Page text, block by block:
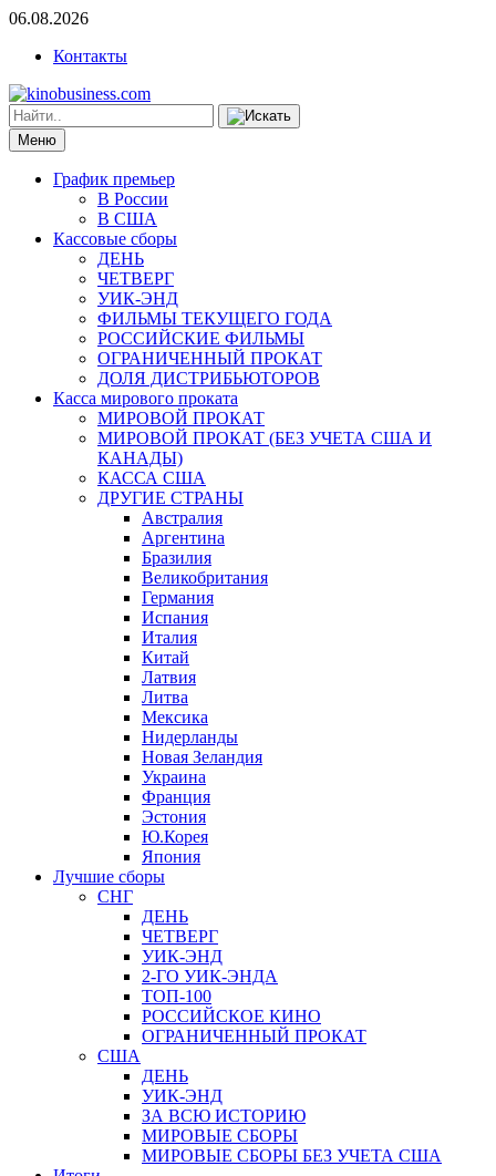
06.08.2026
Контакты
Меню
График премьер
В России
В США
Кассовые сборы
ДЕНЬ
ЧЕТВЕРГ
УИК-ЭНД
ФИЛЬМЫ ТЕКУЩЕГО ГОДА
РОССИЙСКИЕ ФИЛЬМЫ
ОГРАНИЧЕННЫЙ ПРОКАТ
ДОЛЯ ДИСТРИБЬЮТОРОВ
Касса мирового проката
МИРОВОЙ ПРОКАТ
МИРОВОЙ ПРОКАТ (БЕЗ УЧЕТА США И
КАНАДЫ)
КАССА США
ДРУГИЕ СТРАНЫ
Австралия
Аргентина
Бразилия
Великобритания
Германия
Испания
Италия
Китай
Латвия
Литва
Мексика
Нидерланды
Новая Зеландия
Украина
Франция
Эстония
Ю.Корея
Япония
Лучшие сборы
СНГ
ДЕНЬ
ЧЕТВЕРГ
УИК-ЭНД
2-ГО УИК-ЭНДА
ТОП-100
РОССИЙСКОЕ КИНО
ОГРАНИЧЕННЫЙ ПРОКАТ
США
ДЕНЬ
УИК-ЭНД
ЗА ВСЮ ИСТОРИЮ
МИРОВЫЕ СБОРЫ
МИРОВЫЕ СБОРЫ БЕЗ УЧЕТА США